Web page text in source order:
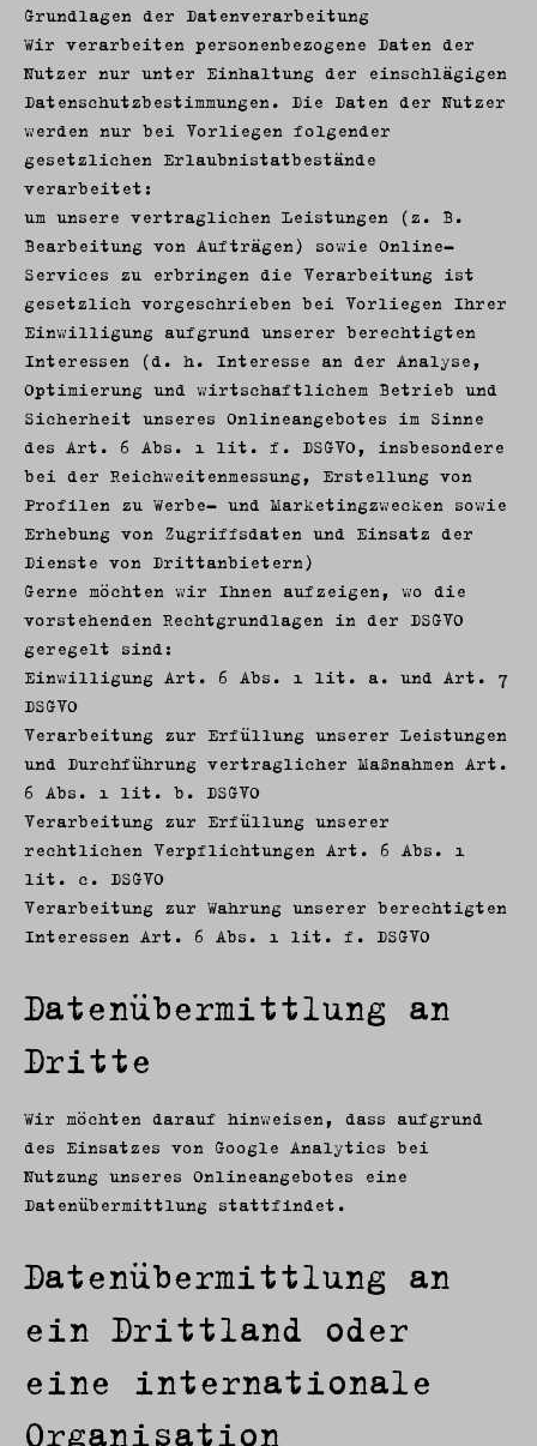
Grundlagen der Datenverarbeitung
Wir verarbeiten personenbezogene Daten der
Nutzer nur unter Einhaltung der einschlägigen
Datenschutzbestimmungen. Die Daten der Nutzer
werden nur bei Vorliegen folgender
gesetzlichen Erlaubnistatbestände
verarbeitet:
um unsere vertraglichen Leistungen (z. B.
Bearbeitung von Aufträgen) sowie Online-
Services zu erbringen die Verarbeitung ist
gesetzlich vorgeschrieben bei Vorliegen Ihrer
Einwilligung aufgrund unserer berechtigten
Interessen (d. h. Interesse an der Analyse,
Optimierung und wirtschaftlichem Betrieb und
Sicherheit unseres Onlineangebotes im Sinne
des Art. 6 Abs. 1 lit. f. DSGVO, insbesondere
bei der Reichweitenmessung, Erstellung von
Profilen zu Werbe- und Marketingzwecken sowie
Erhebung von Zugriffsdaten und Einsatz der
Dienste von Drittanbietern)
Gerne möchten wir Ihnen aufzeigen, wo die
vorstehenden Rechtgrundlagen in der DSGVO
geregelt sind:
Einwilligung Art. 6 Abs. 1 lit. a. und Art. 7
DSGVO
Verarbeitung zur Erfüllung unserer Leistungen
und Durchführung vertraglicher Maßnahmen Art.
6 Abs. 1 lit. b. DSGVO
Verarbeitung zur Erfüllung unserer
rechtlichen Verpflichtungen Art. 6 Abs. 1
lit. c. DSGVO
Verarbeitung zur Wahrung unserer berechtigten
Interessen Art. 6 Abs. 1 lit. f. DSGVO
Datenübermittlung an
Dritte
Wir möchten darauf hinweisen, dass aufgrund
des Einsatzes von Google Analytics bei
Nutzung unseres Onlineangebotes eine
Datenübermittlung stattfindet.
Datenübermittlung an
ein Drittland oder
eine internationale
Organisation